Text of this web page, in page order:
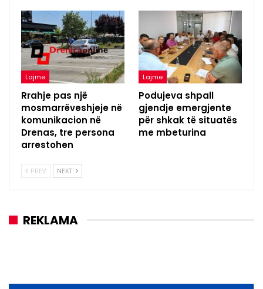
Lajme
Rrahje pas një
mosmarrëveshjeje në
komunikacion në
Drenas, tre persona
arrestohen
Lajme
Podujeva shpall
gjendje emergjente
për shkak të situatës
me mbeturina
PREV NEXT
REKLAMA